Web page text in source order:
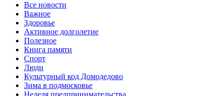
Все новости
Важное
Здоровье
Активное долголетие
Полезное
Книга памяти
Спорт
Люди
Культурный код Домодедово
Зима в подмосковье